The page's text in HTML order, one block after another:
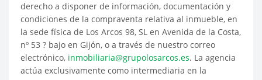
derecho a disponer de información, documentación y
condiciones de la compraventa relativa al inmueble, en
la sede física de Los Arcos 98, SL en Avenida de la Costa,
nº 53 ? bajo en Gijón, o a través de nuestro correo
electrónico, inmobiliaria@grupolosarcos.es. La agencia
actúa exclusivamente como intermediaria en la